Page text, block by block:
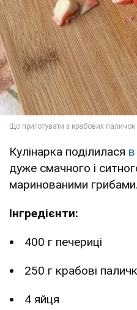
Кулінарка поділилася
дуже смачного і
маринованими грибами.
Інгредієнти:
400 г печериці
250 г крабові
4 яйця